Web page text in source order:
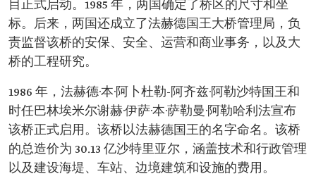
目正式启动。1985 年，两国确定了桥区的尺寸和坐
标。后来，两国还成立了法赫德国王大桥管理局，负
责监督该桥的安保、安全、运营和商业事务，以及大
桥的工程研究。
1986 年，法赫德·本·阿卜杜勒-阿齐兹·阿勒沙特国王和
时任巴林埃米尔谢赫·伊萨·本·萨勒曼·阿勒哈利法宣布
该桥正式启用。该桥以法赫德国王的名字命名。该桥
的总造价为 30.13 亿沙特里亚尔，涵盖技术和行政管理
以及建设海堤、车站、边境建筑和设施的费用。